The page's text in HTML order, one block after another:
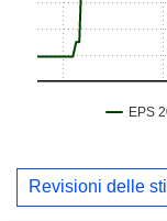
Revisioni delle